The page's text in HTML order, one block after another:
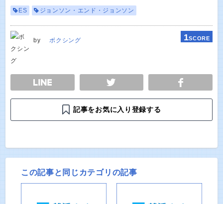
ES ジョンソン・エンド・ジョンソン
by ボクシング 1SCORE
TWEET
記事をお気に入り登録する
この記事と同じカテゴリの記事